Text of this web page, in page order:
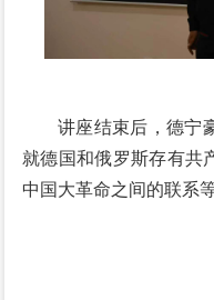
讲座结束后，德宁
就德国和俄罗斯存有共
中国大革命之间的联系